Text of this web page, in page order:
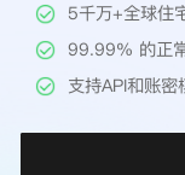
工具
帮助中心
5千万+全球住
99.99% 的正
支持API和账密